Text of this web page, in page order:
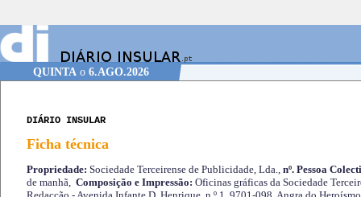
QUINTAo 6.AGO.2026
DIÁRIO INSULAR
Ficha técnica
Propriedade: Sociedade Terceirense de Publicidade, Lda., nº. Pessoa
de manhã, Composição e Impressão: Oficinas gráficas da Sociedade